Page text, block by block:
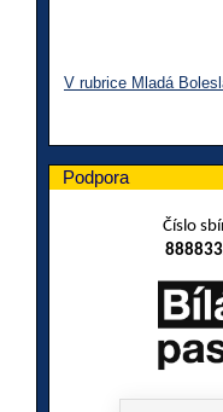
V rubrice Mladá
Podpora
Číslo